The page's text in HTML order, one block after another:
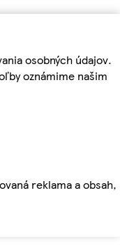
osobných údajov.
oznámime našim
reklama a obsah,